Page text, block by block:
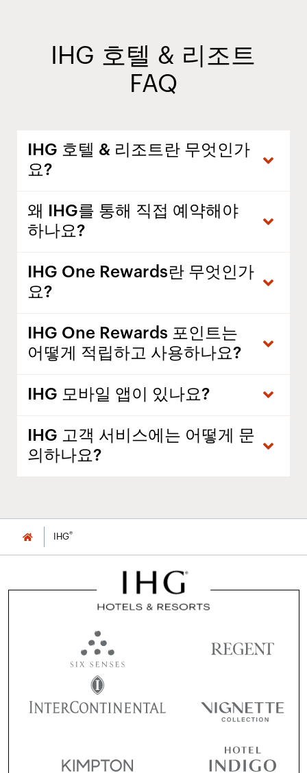
IHG 호텔 & 리조트
FAQ
IHG 호텔 & 리조트란 무엇인가
요?
왜 IHG를 통해 직접 예약해야
하나요?
IHG One Rewards란 무엇인가
요?
IHG One Rewards 포인트는
어떻게 적립하고 사용하나요?
IHG 모바일 앱이 있나요?
IHG 고객 서비스에는 어떻게 문
의하나요?
IHG®